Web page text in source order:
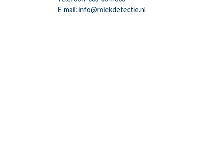
E-mail: info@rolekdetectie.nl